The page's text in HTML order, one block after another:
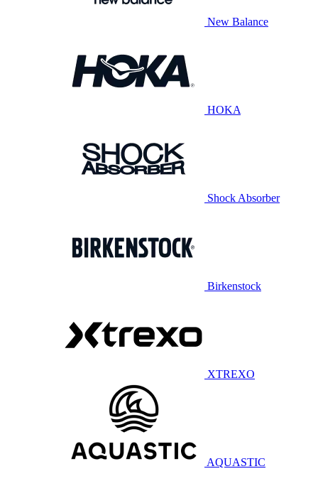
New Balance
HOKA
Shock Absorber
Birkenstock
XTREXO
AQUASTIC